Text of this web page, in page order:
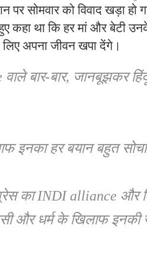
पर सोमवार को विवाद खड़ा हो
कहा था कि हर मां और बेटी
अपना जीवन खपा देंगे।
बार-बार, जानबूझकर
इनका हर बयान बहुत
का INDI alliance और
और धर्म के खिलाफ इनकी